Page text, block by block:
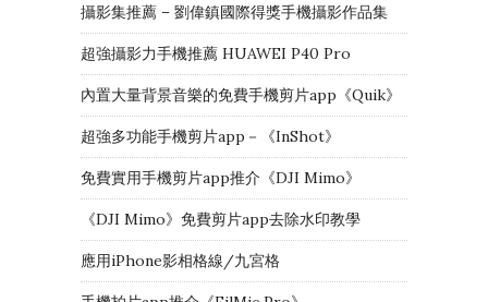
攝影集推薦 – 劉偉鎮國際得獎手機攝影作品集
超強攝影力手機推薦 HUAWEI P40 Pro
內置大量背景音樂的免費手機剪片app《Quik》
超強多功能手機剪片app－《InShot》
免費實用手機剪片app推介《DJI Mimo》
《DJI Mimo》免費剪片app去除水印教學
應用iPhone影相格線/九宮格